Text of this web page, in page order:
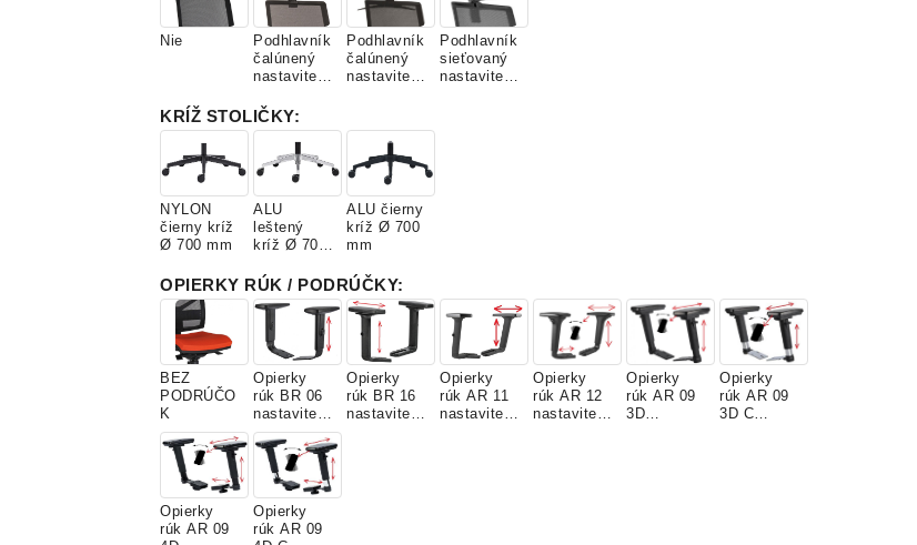
Nie
Podhlavník
čalúnený
nastaviteľn
Podhlavník
čalúnený
nastaviteľn
Podhlavník
sieťovaný
nastaviteľn
KRÍŽ STOLIČKY:
NYLON
čierny kríž
Ø 700 mm
ALU
leštený
kríž Ø 700
ALU čierny
kríž Ø 700
mm
OPIERKY RÚK / PODRÚČKY:
BEZ
PODRÚČO
K
Opierky
rúk BR 06
nastaviteľn
é
Opierky
rúk BR 16
nastaviteľn
Opierky
rúk AR 11
nastaviteľn
Opierky
rúk AR 12
nastaviteľn
Opierky
rúk AR 09
3D
Opierky
rúk AR 09
3D C
Opierky
rúk AR 09
Opierky
rúk AR 09